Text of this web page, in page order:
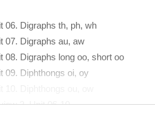
06. Digraphs th, ph, wh
07. Digraphs au, aw
08. Digraphs long oo, short oo
09. Diphthongs oi, oy
2. Unit 06-10